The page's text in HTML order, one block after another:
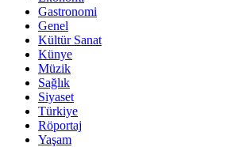
Gastronomi
Genel
Kültür Sanat
Künye
Müzik
Sağlık
Siyaset
Türkiye
Röportaj
Yaşam